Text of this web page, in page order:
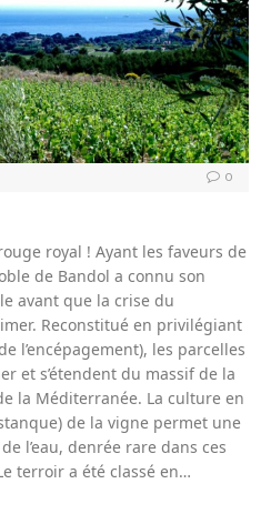
0
royal ! Ayant les faveurs de
de Bandol a connu son
avant que la crise du
Reconstitué en privilégiant
l’encépagement), les parcelles
et s’étendent du massif de la
la Méditerranée. La culture en
de la vigne permet une
l’eau, denrée rare dans ces
terroir a été classé en…